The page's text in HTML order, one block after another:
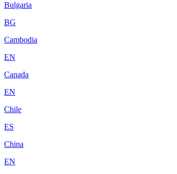
Bulgaria
BG
Cambodia
EN
Canada
EN
Chile
ES
China
EN